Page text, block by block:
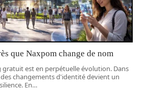
que Naxpom change de nom
gratuit est en perpétuelle évolution. Dans
changements d'identité devient un
En…